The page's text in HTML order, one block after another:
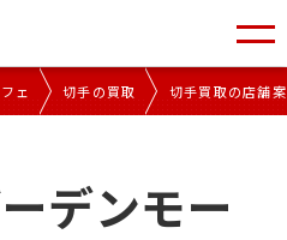
ェ 切手の買取 切手買取の店舗
デンモー